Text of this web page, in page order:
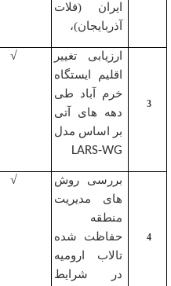
ایران (فلات
آذربایجان)،
ارزیابی تغییر
اقلیم ایستگاه
خرم آباد طی
دهه های آتی
بر اساس مدل
LARS-WG
بررسی روش
های مدیریت
حفاظت شده
تالاب ارومیه
در شرایط
√